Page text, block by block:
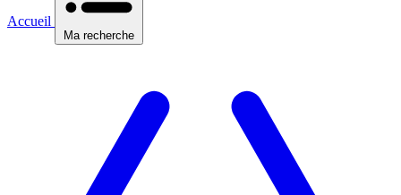
Accueil
Ma recherche